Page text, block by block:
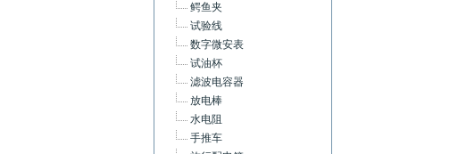
鳄鱼夹
试验线
数字微安表
试油杯
滤波电容器
放电棒
水电阻
手推车